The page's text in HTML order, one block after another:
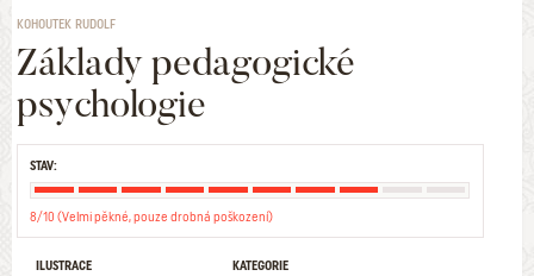
KOHOUTEK RUDOLF
Základy pedagogické
psychologie
STAV:
8/10 (Velmi pěkné, pouze drobná poškození)
ILUSTRACE
KATEGORIE